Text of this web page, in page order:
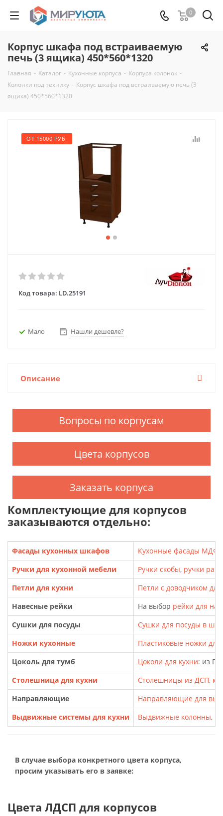
0
Корпус шкафа под встраиваемую
печь (3 ящика) 450*560*1320
Главная - Каталог - Кухонные корпуса - Корпуса колонок -
Колонки под технику - Корпус шкафа под встраиваемую печь (3
ящика) 450*560*1320
ОТ 15000 РУБ.
Код товара: LD.25191
Мало Нашли дешевле?
Описание
Вопросы по корпусам
Цвета корпусов
Заказать корпуса
Комплектующие для корпусов
заказываются отдельно:
Фасады кухонных шкафов Кухонные фасады МДФ
Ручки для кухонной мебели
Ручки скобы, ручки
Петли для кухни
Петли с доводчиком для
Навесные рейки
На выбор рейки для
Сушки для посуды
Сушки для посуды в
Ножки кухонные
Пластиковые ножки
Цоколь для тумб
Цоколи для кухни: из
Столешница для кухни
Столешницы из ДСП,
Направляющие
Направляющие для
Выдвижные системы для кухни
Выдвижные колонны,
В случае выбора конкретного цвета корпуса,
просим указывать его в заявке:
Цвета ЛДСП для корпусов